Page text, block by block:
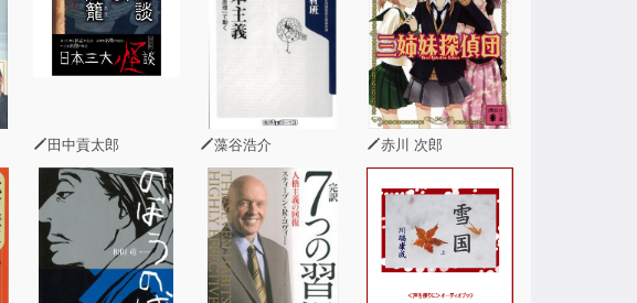
田中貢太郎 藻谷浩介 赤川 次郎